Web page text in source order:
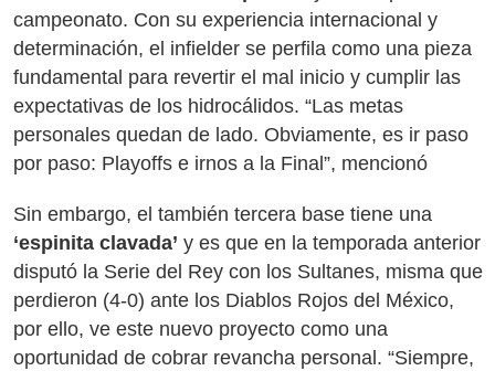
campeonato. Con su experiencia internacional y
determinación, el infielder se perfila como una pieza
fundamental para revertir el mal inicio y cumplir las
expectativas de los hidrocálidos. “Las metas
personales quedan de lado. Obviamente, es ir paso
por paso: Playoffs e irnos a la Final”, mencionó
Sin embargo, el también tercera base tiene una
‘espinita clavada’ y es que en la temporada anterior
disputó la Serie del Rey con los Sultanes, misma que
perdieron (4-0) ante los Diablos Rojos del México,
por ello, ve este nuevo proyecto como una
oportunidad de cobrar revancha personal. “Siempre,